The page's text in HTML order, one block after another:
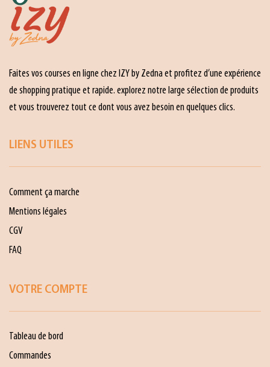
Faites vos courses en ligne chez IZY by Zedna et profitez d’une expérience
de shopping pratique et rapide. explorez notre large sélection de produits
et vous trouverez tout ce dont vous avez besoin en quelques clics.
LIENS UTILES
Comment ça marche
Mentions légales
CGV
FAQ
VOTRE COMPTE
Tableau de bord
Commandes